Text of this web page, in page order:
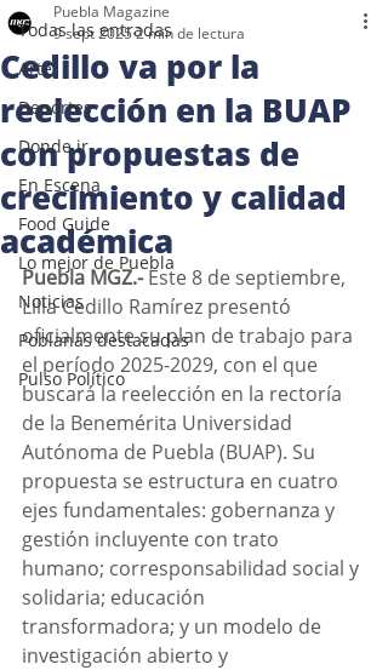
Todas las entradas
Arte
Deportes
Donde ir
En Escena
Food Guide
Lo mejor de Puebla
Noticias
Poblanas destacadas
Pulso Político
Cedillo va por la
reelección en la BUAP
con propuestas de
crecimiento y calidad
académica
Puebla Magazine
9 sept 20252 min de lectura
Puebla MGZ.- Este 8 de septiembre,
Lilia Cedillo Ramírez presentó
oficialmente su plan de trabajo para
el período 2025-2029, con el que
buscará la reelección en la rectoría
de la Benemérita Universidad
Autónoma de Puebla (BUAP). Su
propuesta se estructura en cuatro
ejes fundamentales: gobernanza y
gestión incluyente con trato
humano; corresponsabilidad social y
solidaria; educación
transformadora; y un modelo de
investigación abierto y